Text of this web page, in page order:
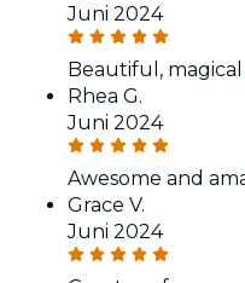
Juni 2024
Beautiful,
Rhea G.
Juni 2024
Awesome and
Grace V.
Juni 2024